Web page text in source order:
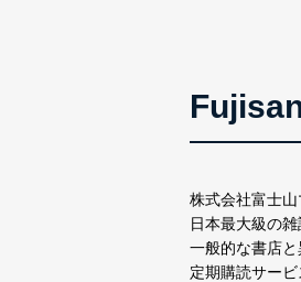
株式会社富士山
日本最大級の雑
一般的な書店と
定期購読サービ